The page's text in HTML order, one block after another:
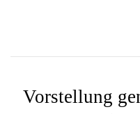
Vorstellung